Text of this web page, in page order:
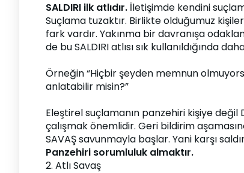
SALDIRI ilk atlıdır. İletişimde kendini
Suçlama tuzaktır. Birlikte olduğumuz
fark vardır. Yakınma bir davranışa
de bu SALDIRI atlısı sık kullanıldığında
Örneğin “Hiçbir şeyden memnun
anlatabilir misin?”
Eleştirel suçlamanın panzehiri kişiye
çalışmak önemlidir. Geri bildirim
SAVAŞ savunmayla başlar. Yani karşı
Panzehiri sorumluluk almaktır.
2. Atlı Savaş